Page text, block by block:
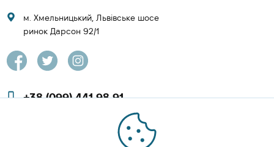
м. Хмельницький, Львівське шосе
ринок Дарсон 92/1
+38 (099) 441 98 91
+38 (097) 423 08 00
zachesa86@gmail.com